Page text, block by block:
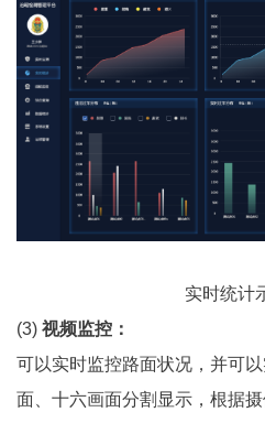
实时统计
(3) 视频监控：
可以实时监控路面状况，并可
面、十六画面分割显示，根据